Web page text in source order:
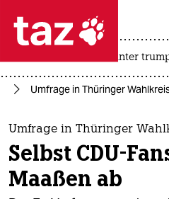
 taz zahl
taz zahl ich
themen
politik
öko
usa unter
Umfrage in Thüringer
Umfrage in Thüringer
Selbst CDU-
Maaßen ab